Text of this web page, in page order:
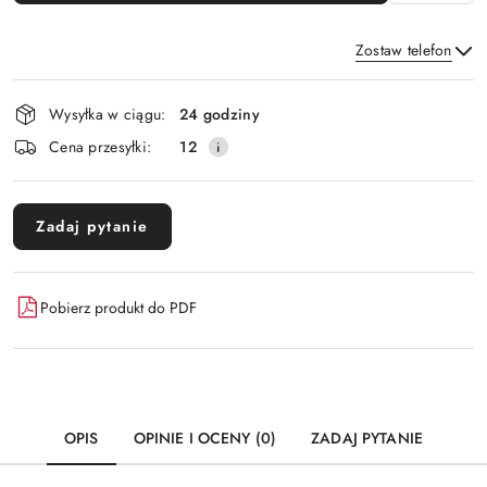
Zostaw telefon
Wyślij
Dostępność
i
dostawa
Wysyłka w ciągu:
24 godziny
Cena przesyłki:
12
Zadaj pytanie
Pobierz produkt do PDF
OPIS OPINIE I OCENY (0) ZADAJ PYTANIE